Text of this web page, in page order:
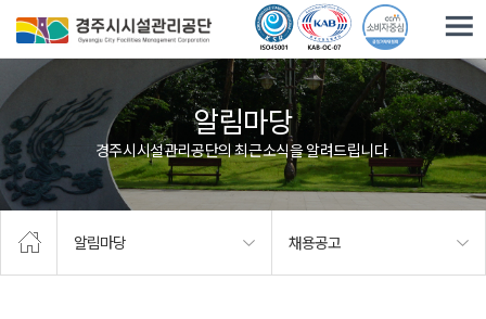
알림마당
경주시시설관리공단의 최근소식을 알려드립니다.
알림마당 채용공고